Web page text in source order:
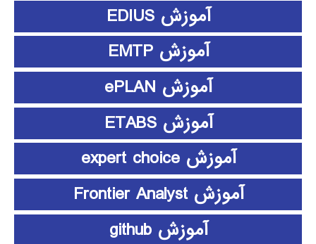
آموزش EDIUS
آموزش EMTP
آموزش ePLAN
آموزش ETABS
آموزش expert choice
آموزش Frontier Analyst
آموزش github